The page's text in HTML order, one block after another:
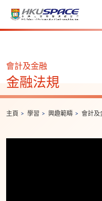
Main
會計及金融
金融法規
主頁 學習 興趣範疇 會計及